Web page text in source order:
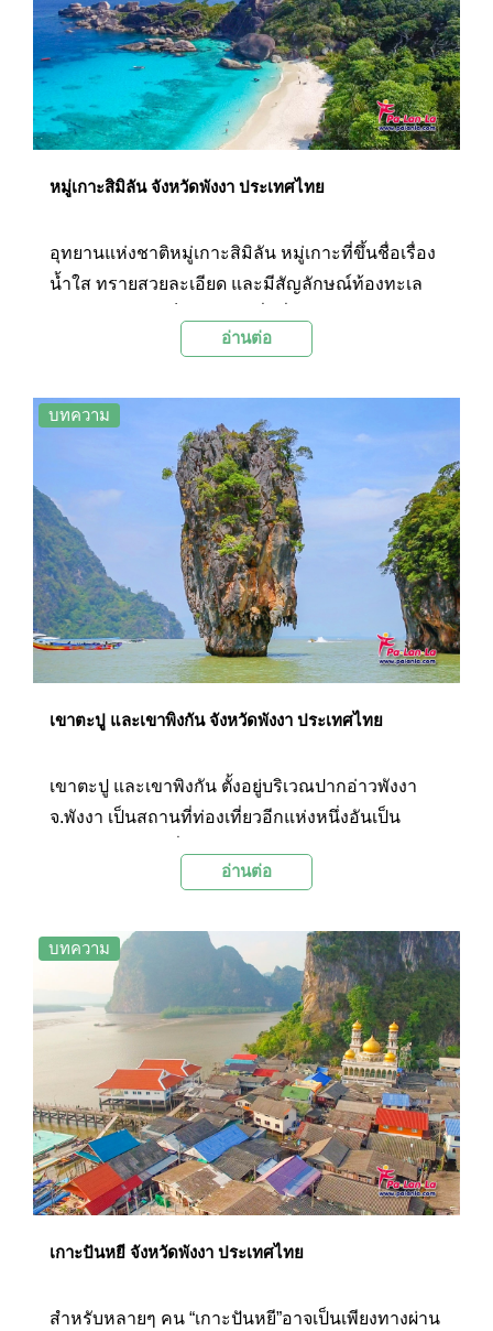
หมู่เกาะสิมิลัน จังหวัดพังงา ประเทศไทย
อุทยานแห่งชาติหมู่เกาะสิมิลัน หมู่เกาะที่ขึ้นชื่อเรื่อง
น้ำใส ทรายสวยละเอียด และมีสัญลักษณ์ท้องทะเล
ได้รับการยกย่องจากนิตยสารสกินไดวิ่งของอเมริกา
ติดอันดับความงามเป็น 1 ใน 10 ของโลก คืออีกหนึ่ง
จุดหมายปลายทางในฝันของผู้ที่ชื่นชอบความงาม
อ่านต่อ
บทความ
เขาตะปู และเขาพิงกัน จังหวัดพังงา ประเทศไทย
เขาตะปู และเขาพิงกัน ตั้งอยู่บริเวณปากอ่าวพังงา
จ.พังงา เป็นสถานที่ท่องเที่ยวอีกแห่งหนึ่งอันเป็น
ชั้นเชิง และดึงดูดให้นักท่องเที่ยวอยากจะเดินทางไป
ต่างจากเขาที่อื่นใด
อ่านต่อ
บทความ
เกาะปันหยี จังหวัดพังงา ประเทศไทย
สำหรับหลายๆ คน “เกาะปันหยี”อาจเป็นเพียงทางผ่าน